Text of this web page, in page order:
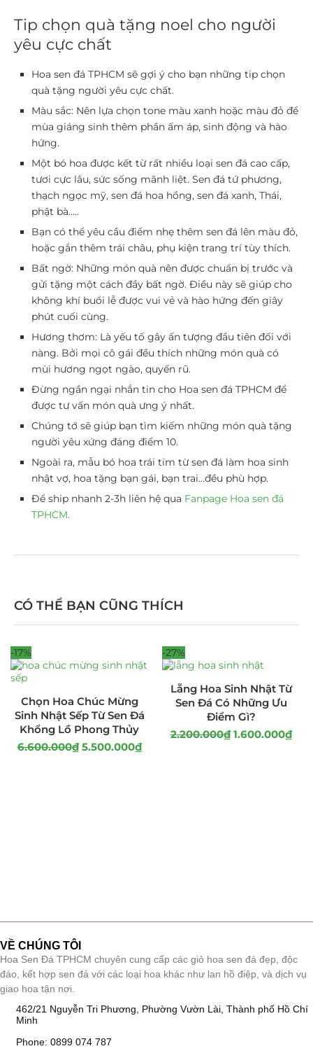
Tip chọn quà tặng noel cho người
yêu cực chất
Hoa sen đá TPHCM sẽ gợi ý cho bạn những tip chọn
quà tặng người yêu cực chất.
Màu sắc: Nên lựa chọn tone màu xanh hoặc màu đỏ để
mùa giáng sinh thêm phần ấm áp, sinh động và hào
hứng.
Một bó hoa được kết từ rất nhiều loại sen đá cao cấp,
tươi cực lâu, sức sống mãnh liệt. Sen đá tứ phương,
thạch ngọc mỹ, sen đá hoa hồng, sen đá xanh, Thái,
phật bà…..
Bạn có thể yêu cầu điểm nhẹ thêm sen đá lên màu đỏ,
hoặc gắn thêm trái châu, phụ kiện trang trí tùy thích.
Bất ngờ: Những món quà nên được chuẩn bị trước và
gửi tặng một cách đầy bất ngờ. Điều này sẽ giúp cho
không khí buổi lễ được vui vẻ và hào hứng đến giây
phút cuối cùng.
Hương thơm: Là yếu tố gây ấn tượng đầu tiên đối với
nàng. Bởi mọi cô gái đều thích những món quà có
mùi hương ngọt ngào, quyến rũ.
Đừng ngần ngại nhắn tin cho Hoa sen đá TPHCM để
được tư vấn món quà ưng ý nhất.
Chúng tớ sẽ giúp bạn tìm kiếm những món quà tặng
người yêu xứng đáng điểm 10.
Ngoài ra, mẫu bó hoa trái tim từ sen đá làm hoa sinh
nhật vợ, hoa tặng bạn gái, bạn trai…đều phù hợp.
Để ship nhanh 2-3h liên hệ qua Fanpage Hoa sen đá
TPHCM.
CÓ THỂ BẠN CŨNG THÍCH
-17%
Chọn Hoa Chúc Mừng
Sinh Nhật Sếp Từ Sen Đá
Khổng Lồ Phong Thủy
6.600.000₫ 5.500.000₫
-27%
Lẵng Hoa Sinh Nhật Từ
Sen Đá Có Những Ưu
Điểm Gì?
2.200.000₫ 1.600.000₫
VỀ CHÚNG TÔI
Hoa Sen Đá TPHCM chuyên cung cấp các giỏ hoa sen đá đẹp, độc
đáo, kết hợp sen đá với các loại hoa khác như lan hồ điệp, và dịch vụ
giao hoa tận nơi.
462/21 Nguyễn Tri Phương, Phường Vườn Lài, Thành phố Hồ Chí
Minh
Phone: 0899 074 787